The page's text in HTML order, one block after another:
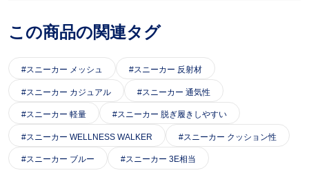
この商品の関連タグ
スニーカー メッシュ スニーカー 反射材
スニーカー カジュアル スニーカー 通気性
スニーカー 軽量 スニーカー 脱ぎ履きしやすい
スニーカー WELLNESS WALKER スニーカー クッション性
スニーカー ブルー スニーカー 3E相当